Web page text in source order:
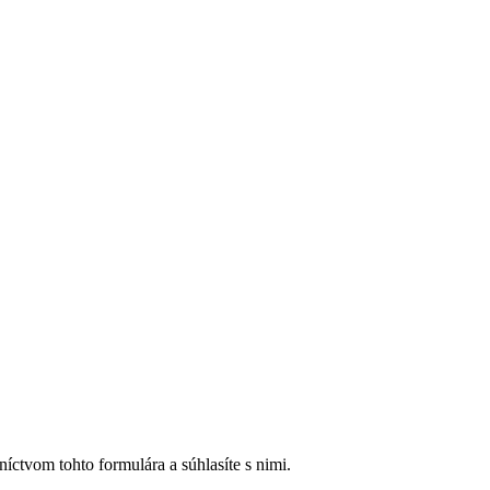
tohto formulára a súhlasíte s nimi.